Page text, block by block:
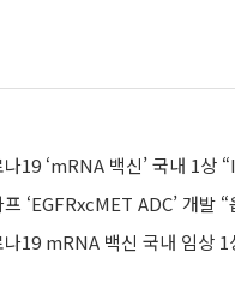
19 ‘mRNA 백신’ 국내 1상
‘EGFRxcMET ADC’ 개발
나19 mRNA 백신 국내 임상 1